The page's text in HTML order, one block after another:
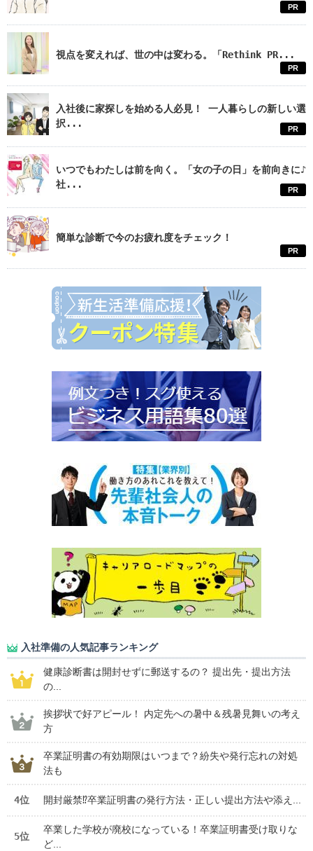
PR
視点を変えれば、世の中は変わる。「Rethink PR...
PR
入社後に家探しを始める人必見！ 一人暮らしの新しい選
択...
PR
いつでもわたしは前を向く。「女の子の日」を前向きに♪
社...
PR
簡単な診断で今のお疲れ度をチェック！
PR
入社準備の人気記事ランキング
健康診断書は開封せずに郵送するの？ 提出先・提出方法
の...
挨拶状で好アピール！ 内定先への暑中＆残暑見舞いの考え
方
卒業証明書の有効期限はいつまで？紛失や発行忘れの対処
法も
4位 開封厳禁⁉卒業証明書の発行方法・正しい提出方法や添え...
5位
卒業した学校が廃校になっている！卒業証明書受け取りな
ど...